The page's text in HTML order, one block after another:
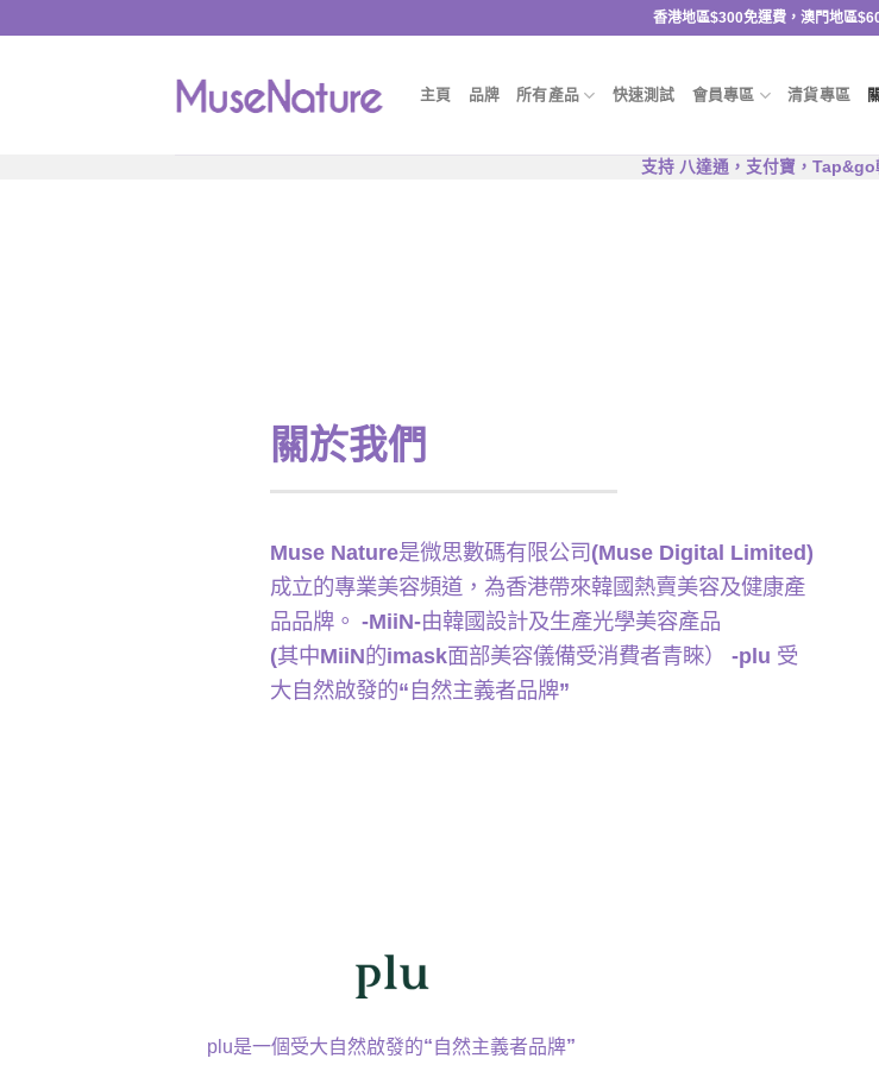
香港地區$300免運費，澳門地區
主頁 品牌 所有產品 快速測試 會員專區 清貨專區
支持 八達通，支付寶，Tap&go
關於我們
Muse Nature是微思數碼有限公司(Muse Digital Limited)
成立的專業美容頻道，為香港帶來韓國熱賣美容及健康產
品品牌。 -MiiN-由韓國設計及生產光學美容產品
(其中MiiN的imask面部美容儀備受消費者青睞） -plu 受
⼤⾃然啟發的“⾃然主義者品牌”
plu是⼀個受⼤⾃然啟發的“⾃然主義者品牌”